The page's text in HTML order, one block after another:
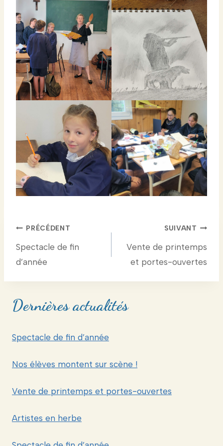
Navigation
de
l’article
PRÉCÉDENT
Spectacle de fin
d’année
SUIVANT
Vente de printemps
et portes-ouvertes
Dernières actualités
Spectacle de fin d’année
Nos élèves montent sur scène !
Vente de printemps et portes-ouvertes
Artistes en herbe